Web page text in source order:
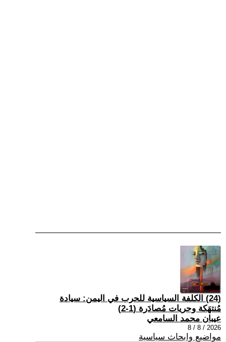
(24) الكلفة السياسية للحرب في اليمن: سيادة
مُنتهَكة وحريات مُصادَرة (1-2)
عيبان محمد السامعي
2026 / 8 / 8
مواضيع وابحاث سياسية